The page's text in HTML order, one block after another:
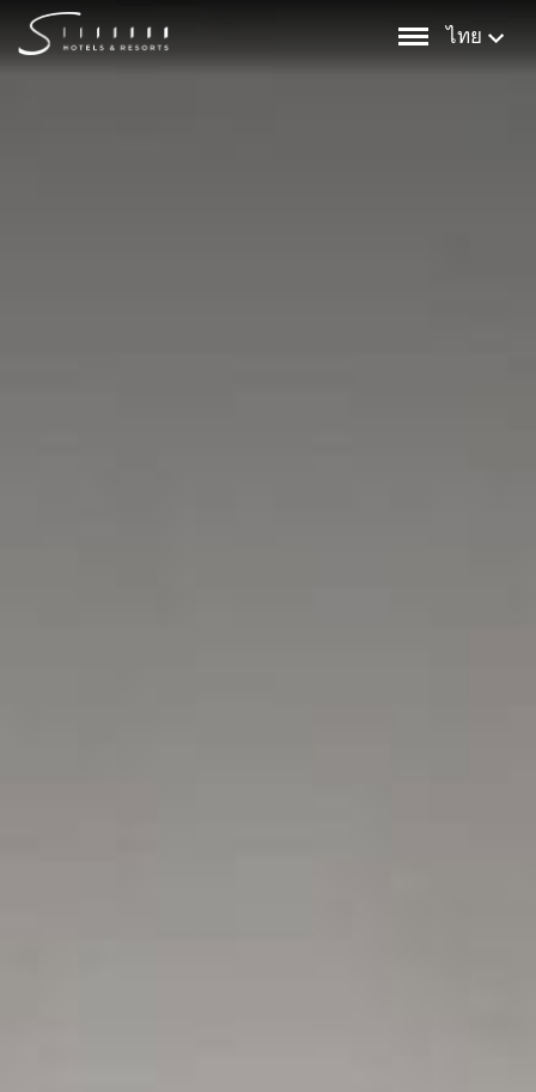
Skip
to
content
ไทย